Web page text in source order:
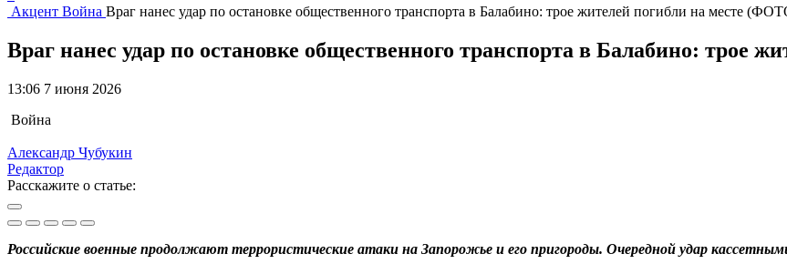
Акцент Война Враг нанес удар по остановке общественного транспорта в Балабино: трое жителей погибли на месте
Враг нанес удар по остановке общественного транспорта в Балабино:
13:06 7 июня 2026
Война
Александр Чубукин
Редактор
Расскажите о статье:
Российские военные продолжают террористические атаки на Запорожье и его пригороды. Очередной удар